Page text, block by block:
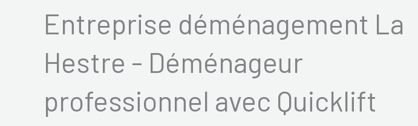
Entreprise déménagement La
Hestre - Déménageur
professionnel avec Quicklift